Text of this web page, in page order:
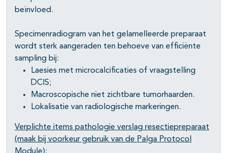
open- en dichtklappen
open- en dichtklappen
open- en dichtklappen
open- en dichtklappen
beïnvloed.
Specimenradiogram van het gelamelleerde preparaat
wordt sterk aangeraden ten behoeve van efficiënte
sampling bij:
Laesies met microcalcificaties of vraagstelling
DCIS;
Macroscopische niet zichtbare tumorhaarden.
Lokalisatie van radiologische markeringen.
Verplichte items pathologie verslag resectiepreparaat
(maak bij voorkeur gebruik van de Palga Protocol